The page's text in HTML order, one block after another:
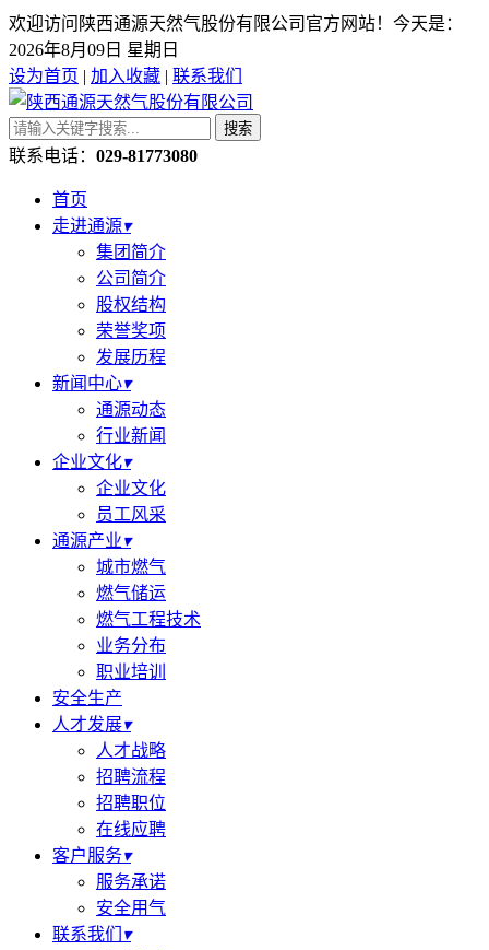
欢迎访问陕西通源天然气股份有限公司官方网站！今天是：
2026年8月09日 星期日
设为首页 | 加入收藏 | 联系我们
搜索
联系电话： 029-81773080
首页
走进通源▾
集团简介
公司简介
股权结构
荣誉奖项
发展历程
新闻中心▾
通源动态
行业新闻
企业文化▾
企业文化
员工风采
通源产业▾
城市燃气
燃气储运
燃气工程技术
业务分布
职业培训
安全生产
人才发展▾
人才战略
招聘流程
招聘职位
在线应聘
客户服务▾
服务承诺
安全用气
联系我们 ▾